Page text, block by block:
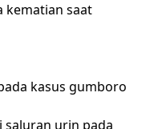
kematian saat
kasus gumboro
urin pada